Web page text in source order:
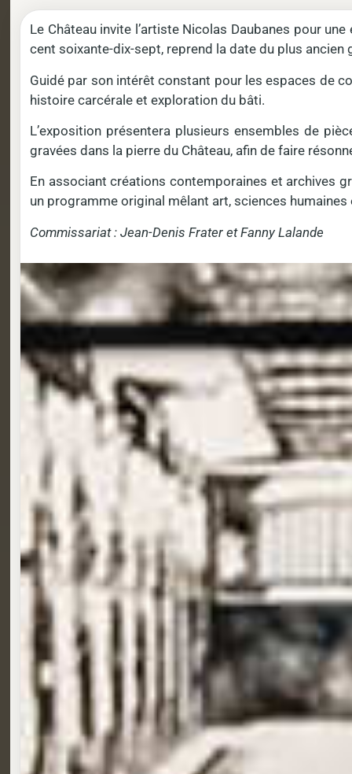
Le Château invite l’artiste Nicolas Daubanes pour
cent soixante-dix-sept, reprend la date du plus
Guidé par son intérêt constant pour les espaces de
histoire carcérale et exploration du bâti.
L’exposition présentera plusieurs ensembles de
gravées dans la pierre du Château, afin de faire
En associant créations contemporaines et archives
un programme original mêlant art, sciences
Commissariat : Jean-Denis Frater et Fanny Lalande